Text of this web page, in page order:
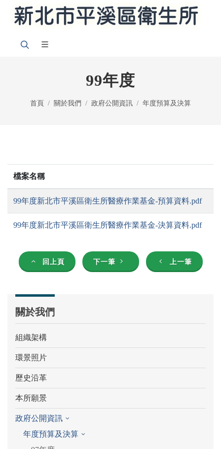
99年度
首頁 關於我們 政府公開資訊 年度預算及決算
關於我們
組織架構
環景照片
歷史沿革
本所願景
政府公開資訊
年度預算及決算
檔案名稱
99年度新北市平溪區衛生所醫療作業基金-預算資料.pdf
99年度新北市平溪區衛生所醫療作業基金-決算資料.pdf
回上頁 下一筆 上一筆